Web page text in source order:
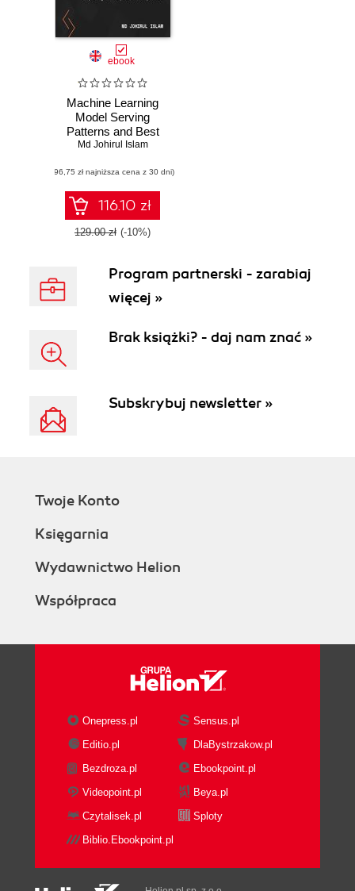
ebook
Machine Learning
Model Serving
Patterns and Best
Practices. A
deploying,
monitoring, and
providing
accessibility to ML
models in
Md Johirul Islam
(96,75 zł najniższa cena z 30 dni)
116.10 zł
129.00 zł (-10%)
Program partnerski - zarabiaj
więcej »
Brak książki? - daj nam znać »
Subskrybuj newsletter »
Twoje Konto
Księgarnia
Wydawnictwo Helion
Współpraca
Onepress.pl
Sensus.pl
Editio.pl
DlaBystrzakow.pl
Bezdroza.pl
Ebookpoint.pl
Videopoint.pl
Beya.pl
Czytalisek.pl
Sploty
Biblio.Ebookpoint.pl